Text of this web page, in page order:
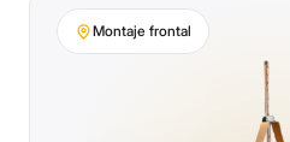
Montaje frontal